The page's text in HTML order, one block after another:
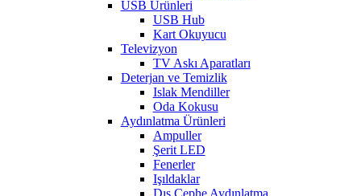
USB Ürünleri
USB Hub
Kart Okuyucu
Televizyon
TV Askı Aparatları
Deterjan ve Temizlik
Islak Mendiller
Oda Kokusu
Aydınlatma Ürünleri
Ampuller
Şerit LED
Fenerler
Işıldaklar